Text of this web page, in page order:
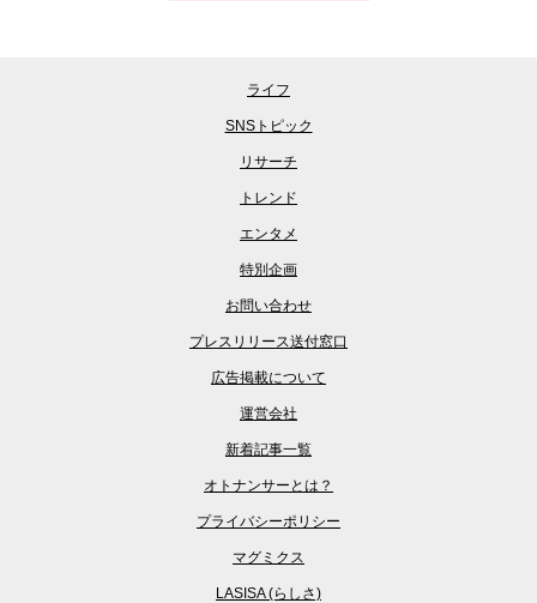
ライフ
SNSトピック
リサーチ
トレンド
エンタメ
特別企画
お問い合わせ
プレスリリース送付窓口
広告掲載について
運営会社
新着記事一覧
オトナンサーとは？
プライバシーポリシー
マグミクス
LASISA (らしさ)